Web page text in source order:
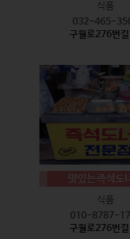
식품
032-465-
구월로276번
맛있는즉석도
식품
010-8787-
구월로276번